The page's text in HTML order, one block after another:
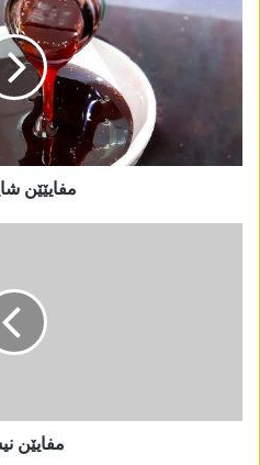
مفایێێن
مفایێن